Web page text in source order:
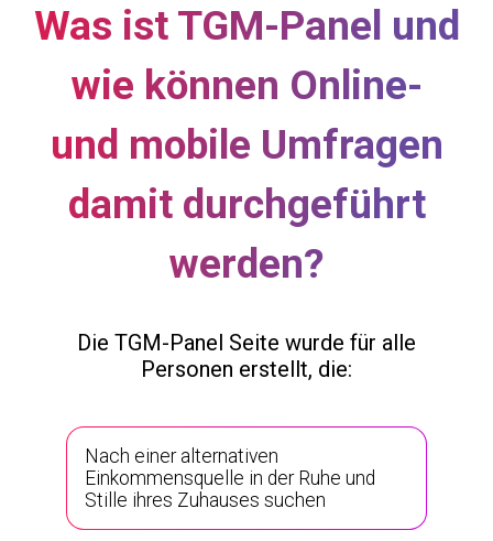
Was ist TGM-Panel und
wie können Online-
und mobile Umfragen
damit durchgeführt
werden?
Die TGM-Panel Seite wurde für alle
Personen erstellt, die:
Nach einer alternativen
Einkommensquelle in der Ruhe und
Stille ihres Zuhauses suchen